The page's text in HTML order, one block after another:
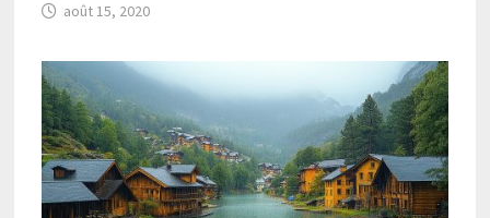
août 15, 2020